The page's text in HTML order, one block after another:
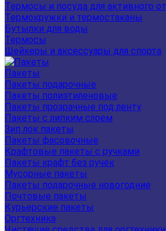
Термосы и посуда для активного
Термокружки и термостаканы
Бутылки для воды
Термосы
Шейкеры и аксессуары для спорта
Пакеты
Пакеты подарочные
Пакеты полиэтиленовые
Пакеты прозрачные под ленту
Пакеты с липким слоем
Зип лок пакеты
Пакеты фасовочные
Крафтовые пакеты с ручками
Пакеты крафт без ручек
Мусорные пакеты
Пакеты подарочные новогодние
Почтовые пакеты
Курьерские пакеты
Оргтехника